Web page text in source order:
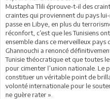
Mustapha Tlili éprouve-t-il des
craintes qui proviennent du pays
passe en Libye, en plus du
réconfort, c’est que les Tunisiens
ensemble dans ce merveilleux pays
Ghannouchi a renoncé
Tunisie théocratique et que toutes
pour cimenter l’union nationale. Le
constituer un véritable point de
volonté internationale pour le
ne guère rater ».